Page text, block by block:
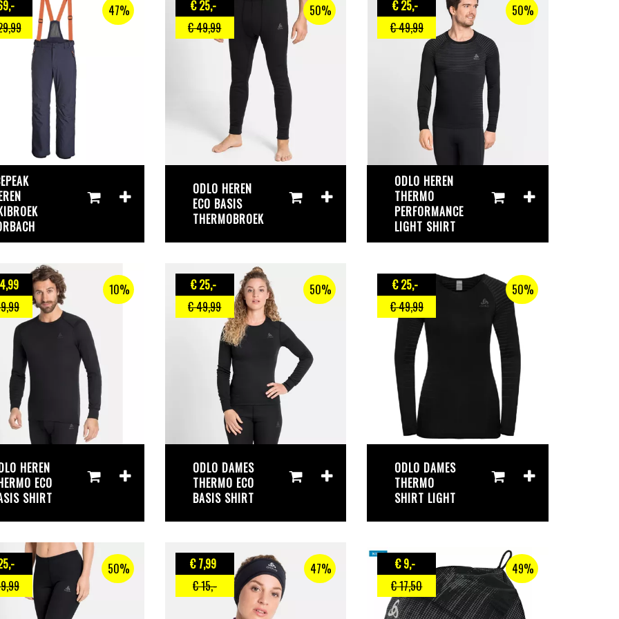
,-
,99
47% € 25,-
€ 49,99
50%
ODLO HEREN
ECO BASIS
THERMOBROEK
€ 25,-
€ 49,99
50%
ODLO HEREN
THERMO
PERFORMANCE
LIGHT SHIRT
,99
,99
10%
HEREN
ECO
SHIRT
€ 25,-
€ 49,99
50%
ODLO DAMES
THERMO ECO
BASIS SHIRT
€ 25,-
€ 49,99
50%
ODLO DAMES
THERMO
SHIRT LIGHT
,-
,99
50% € 7,99
€ 15,-
47% € 9,-
€ 17,50
49%